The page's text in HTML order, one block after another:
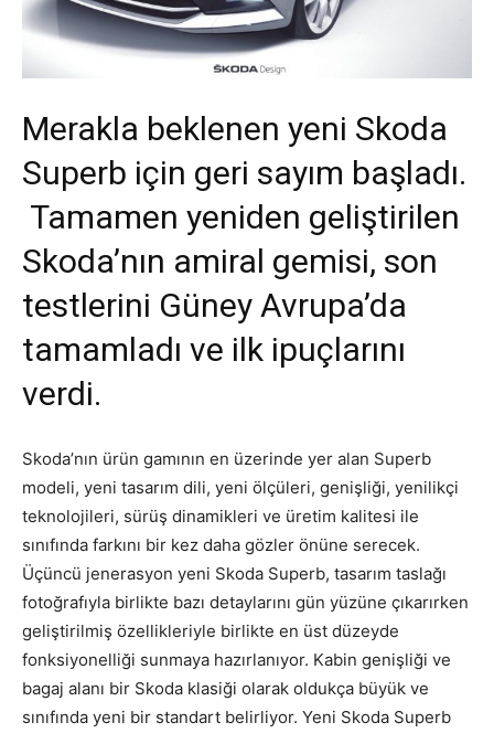
Merakla beklenen yeni Skoda
Superb için geri sayım başladı.
Tamamen yeniden geliştirilen
Skoda’nın amiral gemisi, son
testlerini Güney Avrupa’da
tamamladı ve ilk ipuçlarını
verdi.
Skoda’nın ürün gamının en üzerinde yer alan Superb
modeli, yeni tasarım dili, yeni ölçüleri, genişliği, yenilikçi
teknolojileri, sürüş dinamikleri ve üretim kalitesi ile
sınıfında farkını bir kez daha gözler önüne serecek.
Üçüncü jenerasyon yeni Skoda Superb, tasarım taslağı
fotoğrafıyla birlikte bazı detaylarını gün yüzüne çıkarırken
geliştirilmiş özellikleriyle birlikte en üst düzeyde
fonksiyonelliği sunmaya hazırlanıyor. Kabin genişliği ve
bagaj alanı bir Skoda klasiği olarak oldukça büyük ve
sınıfında yeni bir standart belirliyor. Yeni Skoda Superb